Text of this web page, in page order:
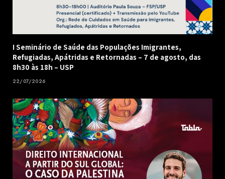
I Seminário de Saúde das Populações Imigrantes,
Refugiadas, Apátridas e Retornadas – 7 de agosto, das
8h30 às 18h – USP
22/07/2026